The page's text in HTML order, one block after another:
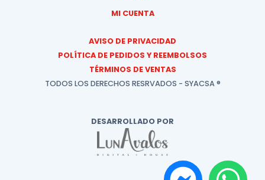
MI CUENTA
AVISO DE PRIVACIDAD
POLÍTICA DE PEDIDOS Y REEMBOLSOS
TÉRMINOS DE VENTAS
TODOS LOS DERECHOS RESRVADOS - SYACSA ®
DESARROLLADO POR